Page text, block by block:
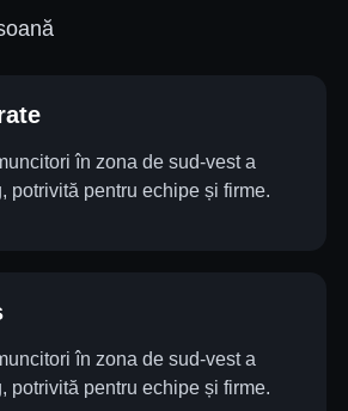
în zona de sud-vest a
potrivită pentru echipe și firme.
în zona de sud-vest a
potrivită pentru echipe și firme.